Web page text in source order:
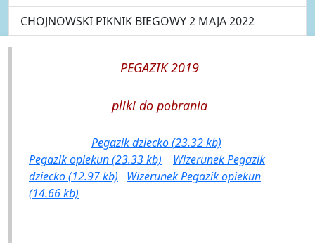
CHOJNOWSKI PIKNIK BIEGOWY 2 MAJA 2022
PEGAZIK 2019
pliki do pobrania
Pegazik dziecko (23.32 kb)
Pegazik opiekun (23.33 kb)
Wizerunek Pegazik
dziecko (12.97 kb)
Wizerunek Pegazik opiekun
(14.66 kb)